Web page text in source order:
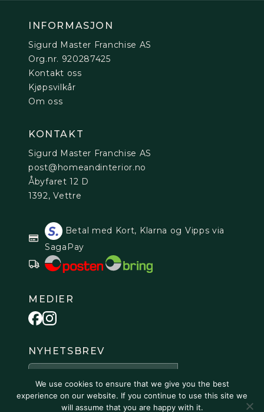
INFORMASJON
Sigurd Master Franchise AS
Org.nr. 920287425
Kontakt oss
Kjøpsvilkår
Om oss
KONTAKT
Sigurd Master Franchise AS
post@homeandinterior.no
Åbyfaret 12 D
1392, Vettre
Betal med Kort, Klarna og Vipps via
SagaPay
MEDIER
NYHETSBREV
We use cookies to ensure that we give you the best
experience on our website. If you continue to use this site we
will assume that you are happy with it.